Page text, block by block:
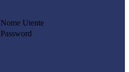
Nome Utente
Password